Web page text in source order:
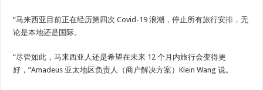
“马来西亚目前正在经历第四次 Covid-19 浪潮，停止所有旅行安排，无
论是本地还是国际。
“尽管如此，马来西亚人还是希望在未来 12 个月内旅行会变得更
好，”Amadeus 亚太地区负责人（商户解决方案）Klein Wang 说。